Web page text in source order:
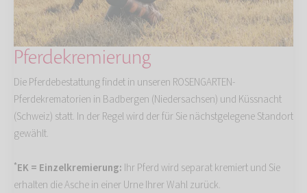
Pferdekremierung
Die Pferdebestattung findet in unseren ROSENGARTEN-
Pferdekrematorien in Badbergen (Niedersachsen) und Küssnacht
(Schweiz) statt. In der Regel wird der für Sie nächstgelegene Standort
gewählt.
*EK = Einzelkremierung: Ihr Pferd wird separat kremiert und Sie
erhalten die Asche in einer Urne Ihrer Wahl zurück.